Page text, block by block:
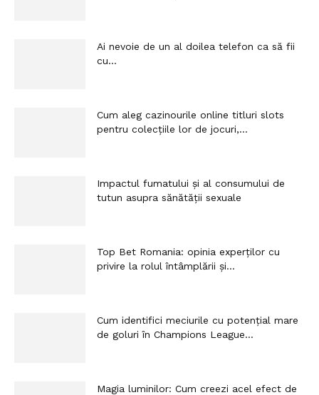
Ai nevoie de un al doilea telefon ca să fii
cu...
Cum aleg cazinourile online titluri slots
pentru colecțiile lor de jocuri,...
Impactul fumatului și al consumului de
tutun asupra sănătății sexuale
Top Bet Romania: opinia experților cu
privire la rolul întâmplării și...
Cum identifici meciurile cu potențial mare
de goluri în Champions League...
Magia luminilor: Cum creezi acel efect de